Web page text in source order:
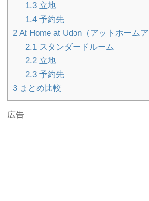
1.3立地
1.4予約先
2 At Home at Udon（アットホームア
2.1スタンダードルーム
2.2立地
2.3予約先
3 まとめ比較
広告